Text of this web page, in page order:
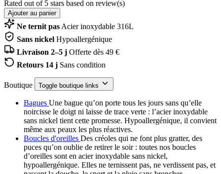
Rated out of 5 stars based on review(s)
Ajouter au panier
Ne ternit pas Acier inoxydable 316L
Sans nickel Hypoallergénique
Livraison 2–5 j Offerte dès 49 €
Retours 14 j Sans condition
Boutique Toggle boutique links
Bagues Une bague qu’on porte tous les jours sans qu’elle
noircisse le doigt ni laisse de trace verte : l’acier inoxydable
sans nickel tient cette promesse. Hypoallergénique, il convient
même aux peaux les plus réactives.
Boucles d'oreilles Des créoles qui ne font plus gratter, des
puces qu’on oublie de retirer le soir : toutes nos boucles
d’oreilles sont en acier inoxydable sans nickel,
hypoallergénique. Elles ne ternissent pas, ne verdissent pas, et